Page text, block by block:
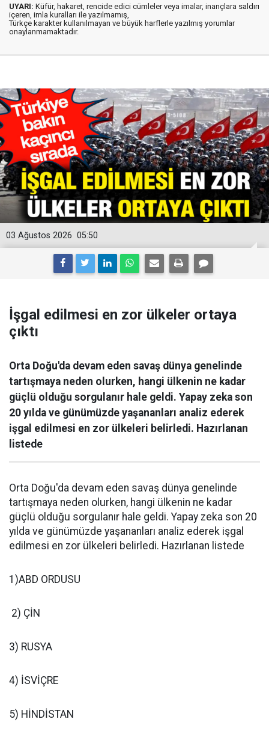
UYARI: Küfür, hakaret, rencide edici cümleler veya imalar, inançlara saldırı
içeren, imla kuralları ile yazılmamış,
Türkçe karakter kullanılmayan ve büyük harflerle yazılmış yorumlar
onaylanmamaktadır.
05:50
03 Ağustos 2026
İşgal edilmesi en zor ülkeler ortaya
çıktı
Orta Doğu'da devam eden savaş dünya genelinde
tartışmaya neden olurken, hangi ülkenin ne kadar
güçlü olduğu sorgulanır hale geldi. Yapay zeka son
20 yılda ve günümüzde yaşananları analiz ederek
işgal edilmesi en zor ülkeleri belirledi. Hazırlanan
listede
Orta Doğu'da devam eden savaş dünya genelinde
tartışmaya neden olurken, hangi ülkenin ne kadar
güçlü olduğu sorgulanır hale geldi. Yapay zeka son 20
yılda ve günümüzde yaşananları analiz ederek işgal
edilmesi en zor ülkeleri belirledi. Hazırlanan listede
1)ABD ORDUSU
2) ÇİN
3) RUSYA
4) İSVİÇRE
5) HİNDİSTAN